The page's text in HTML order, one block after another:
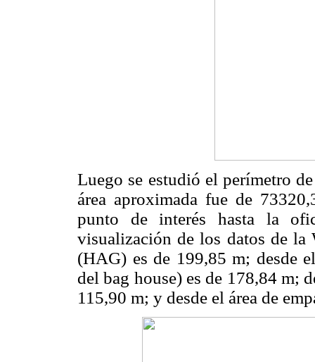
Luego se estudió el perímetro
área aproximada fue de
punto de interés hasta la
visualización de los datos de
(HAG) es de 199,85 m; desde
del bag house) es de 178,84 m;
115,90 m; y desde el área de